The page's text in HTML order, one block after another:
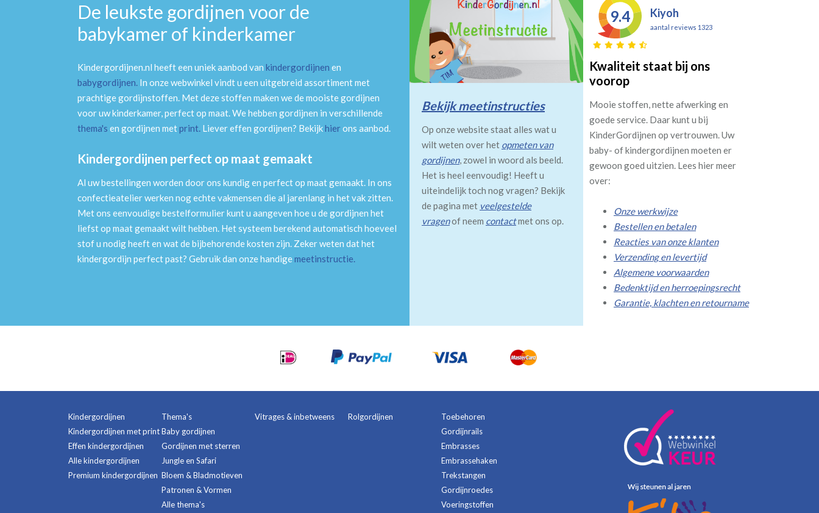
De leukste gordijnen voor de
babykamer of kinderkamer
Kindergordijnen.nl heeft een uniek aanbod van kindergordijnen en
babygordijnen. In onze webwinkel vindt u een uitgebreid assortiment met
prachtige gordijnstoffen. Met deze stoffen maken we de mooiste gordijnen
voor uw kinderkamer, perfect op maat. We hebben gordijnen in verschillende
thema's en gordijnen metprint. Liever effen gordijnen? Bekijkhierons aanbod.
Kindergordijnen perfect op maat gemaakt
Al uw bestellingen worden door ons kundig en perfect op maat gemaakt. In ons
confectieatelier werken nog echte vakmensen die al jarenlang in het vak zitten.
Met ons eenvoudige bestelformulier kunt u aangeven hoe u de gordijnen het
liefst op maat gemaakt wilt hebben. Het systeem berekend automatisch hoeveel
stof u nodig heeft en wat de bijbehorende kosten zijn. Zeker weten dat het
kindergordijn perfect past? Gebruik dan onze handigemeetinstructie.
Bekijk meetinstructies
Op onze website staat alles wat u
wilt weten over het opmeten van
gordijnen, zowel in woord als beeld.
Het is heel eenvoudig! Heeft u
uiteindelijk toch nog vragen? Bekijk
de pagina met veelgestelde
vragenof neem contactmet ons op.
9.4 Kiyoh
aantal reviews 1323
Kwaliteit staat bij ons
voorop
Mooie stoffen, nette afwerking en
goede service. Daar kunt u bij
KinderGordijnen op vertrouwen. Uw
baby- of kindergordijnen moeten er
gewoon goed uitzien. Lees hier meer
over:
Onze werkwijze
Bestellen en betalen
Reacties van onze klanten
Verzending en levertijd
Algemene voorwaarden
Bedenktijd en herroepingsrecht
Garantie, klachten en retourname
Kindergordijnen
Kindergordijnen met print
Effen kindergordijnen
Alle kindergordijnen
Premium kindergordijnen
Thema's
Baby gordijnen
Gordijnen met sterren
Jungle en Safari
Bloem & Bladmotieven
Patronen & Vormen
Alle thema's
Vitrages & inbetweens Rolgordijnen
Toebehoren
Gordijnrails
Embrasses
Embrassehaken
Trekstangen
Gordijnroedes
Voeringstoffen